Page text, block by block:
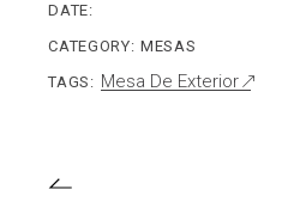
DATE:
CATEGORY: MESAS
TAGS: Mesa De Exterior